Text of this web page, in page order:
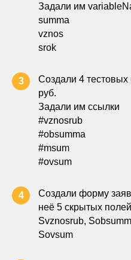
Задали им
summa
vznos
srok
3
Создали 4 тестовых
руб.
Задали им ссылки
#vznosrub
#obsumma
#msum
#ovsum
4
Создали форму
неё 5 скрытых
Svznosrub,
Sovsum